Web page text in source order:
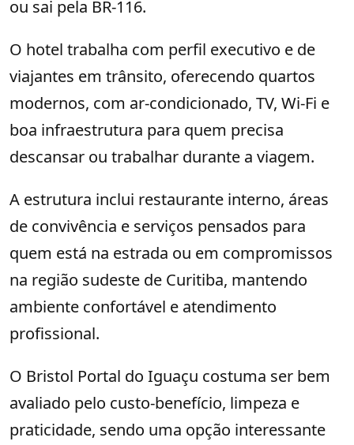
ou sai pela BR-116.
O hotel trabalha com perfil executivo e de
viajantes em trânsito, oferecendo quartos
modernos, com ar-condicionado, TV, Wi-Fi e
boa infraestrutura para quem precisa
descansar ou trabalhar durante a viagem.
A estrutura inclui restaurante interno, áreas
de convivência e serviços pensados para
quem está na estrada ou em compromissos
na região sudeste de Curitiba, mantendo
ambiente confortável e atendimento
profissional.
O Bristol Portal do Iguaçu costuma ser bem
avaliado pelo custo-benefício, limpeza e
praticidade, sendo uma opção interessante